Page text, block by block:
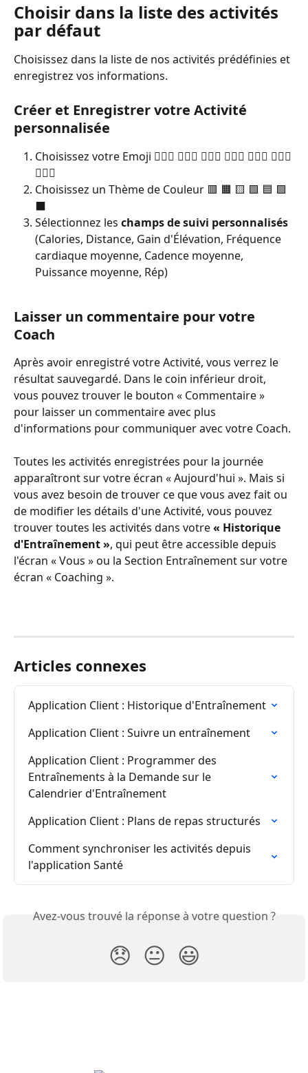
Choisir dans la liste des activités
par défaut
Choisissez dans la liste de nos activités prédéfinies et
enregistrez vos informations.
Créer et Enregistrer votre Activité
personnalisée
Choisissez votre Emoji 🏃🏻‍♂️ 🧗🏻‍♀️ 🚣🏻‍♂️ 🏊🏻‍♀️ 🏋🏻‍♂️ ⛹🏻‍♀️
🧘🏻‍♀️
Choisissez un Thème de Couleur 🟥 🟧 🟨 🟩 🟦 🟪
⬛️
Sélectionnez les champs de suivi personnalisés
(Calories, Distance, Gain d'Élévation, Fréquence
cardiaque moyenne, Cadence moyenne,
Puissance moyenne, Rép)
Laisser un commentaire pour votre
Coach
Après avoir enregistré votre Activité, vous verrez le
résultat sauvegardé. Dans le coin inférieur droit,
vous pouvez trouver le bouton « Commentaire »
pour laisser un commentaire avec plus
d'informations pour communiquer avec votre Coach.
Toutes les activités enregistrées pour la journée
apparaîtront sur votre écran « Aujourd'hui ». Mais si
vous avez besoin de trouver ce que vous avez fait ou
de modifier les détails d'une Activité, vous pouvez
trouver toutes les activités dans votre « Historique
d'Entraînement », qui peut être accessible depuis
l'écran « Vous » ou la Section Entraînement sur votre
écran « Coaching ».
Articles connexes
Application Client : Historique d'Entraînement
Application Client : Suivre un entraînement
Application Client : Programmer des
Entraînements à la Demande sur le
Calendrier d'Entraînement
Application Client : Plans de repas structurés
Comment synchroniser les activités depuis
l'application Santé
Avez-vous trouvé la réponse à votre question ?
😞 😐 😃